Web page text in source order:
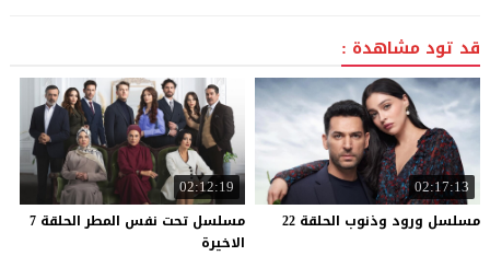
قد تود مشاهدة :
02:17:13
مسلسل ورود وذنوب الحلقة 22
02:12:19
مسلسل تحت نفس المطر الحلقة 7
الاخيرة